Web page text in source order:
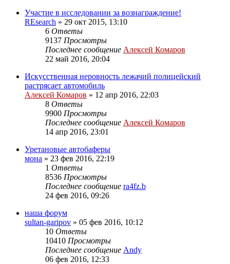
Участие в исследовании за вознаграждение!
REsearch » 29 окт 2015, 13:10
6 Ответы
9137 Просмотры
Последнее сообщение Алексей Комаров
22 май 2016, 20:04
Искусственная неровность лежачий полицейский
растрясает автомобиль
Алексей Комаров » 12 апр 2016, 22:03
8 Ответы
9900 Просмотры
Последнее сообщение Алексей Комаров
14 апр 2016, 23:01
Уретановые автобаферы
мона » 23 фев 2016, 22:19
1 Ответы
8536 Просмотры
Последнее сообщение ra4fz.b
24 фев 2016, 09:26
наша форум
sultan-garipov » 05 фев 2016, 10:12
10 Ответы
10410 Просмотры
Последнее сообщение Andy
06 фев 2016, 12:33